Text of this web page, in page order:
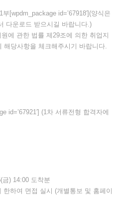
[wpdm_package id=’67918′](양식은
다운로드 받으시길 바랍니다.)
에 관한 법률 제29조에 의한 취업지
해당사항을 체크해주시기 바랍니다.
id=’67921′] (1차 서류전형 합격자에
금) 14:00 도착분
하여 면접 실시 (개별통보 및 홈페이